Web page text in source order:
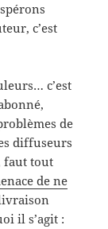
c’est
c’est
de
diffuseurs
faut tout
de ne
il s’agit :